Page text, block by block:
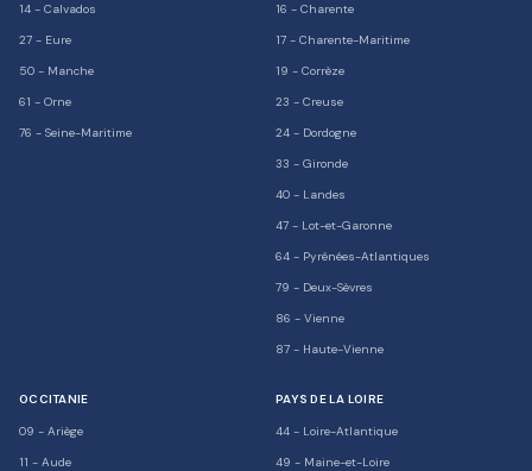
14 - Calvados
27 - Eure
50 - Manche
61 - Orne
76 - Seine-Maritime
16 - Charente
17 - Charente-Maritime
19 - Corrèze
23 - Creuse
24 - Dordogne
33 - Gironde
40 - Landes
47 - Lot-et-Garonne
64 - Pyrénées-Atlantiques
79 - Deux-Sèvres
86 - Vienne
87 - Haute-Vienne
OCCITANIE
09 - Ariège
11 - Aude
PAYS DE LA LOIRE
44 - Loire-Atlantique
49 - Maine-et-Loire